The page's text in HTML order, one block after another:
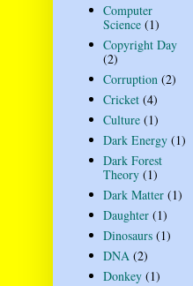
Computer
Science (1)
Copyright Day
(2)
Corruption (2)
Cricket (4)
Culture (1)
Dark Energy (1)
Dark Forest
Theory (1)
Dark Matter (1)
Daughter (1)
Dinosaurs (1)
DNA (2)
Donkey (1)